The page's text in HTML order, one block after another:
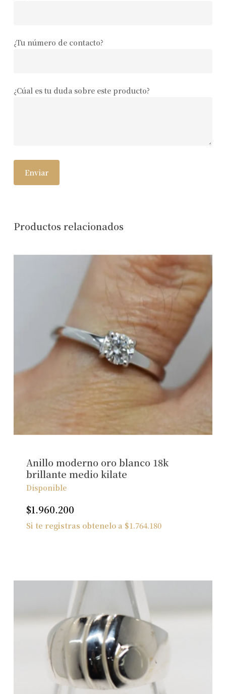
¿Tu número de contacto?
¿Cúal es tu duda sobre este producto?
Productos relacionados
Anillo moderno oro blanco 18k
brillante medio kilate
Disponible
$1.960.200
Si te registras obtenelo a $1.764.180